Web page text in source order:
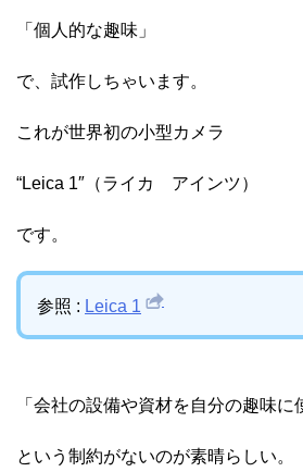
「個人的な趣味」
で、試作しちゃいます。
これが世界初の小型カメラ
“Leica 1″（ライカ アインツ）
です。
参照 : Leica 1
「会社の設備や資材を自分の趣味に
という制約がないのが素晴らしい。